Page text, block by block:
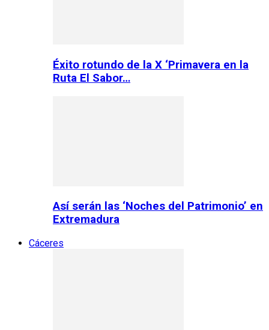
Éxito rotundo de la X ‘Primavera en la
Ruta El Sabor…
Así serán las ‘Noches del Patrimonio’ en
Extremadura
Cáceres